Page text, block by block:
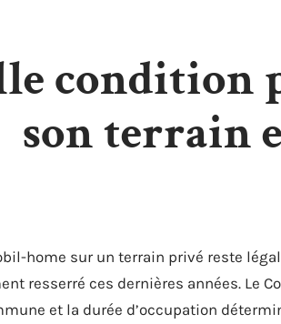
condition
son terrain
home sur un terrain privé reste
resserré ces dernières années. Le
et la durée d’occupation